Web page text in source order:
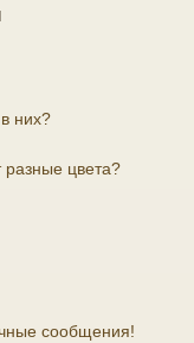
них?
цвета?
сообщения!